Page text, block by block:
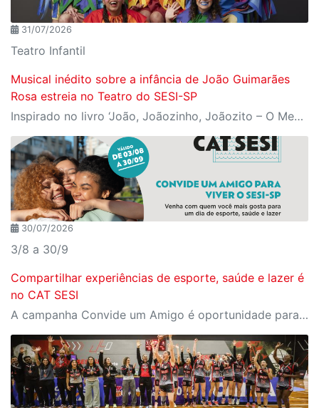
31/07/2026
Teatro Infantil
Musical inédito sobre a infância de João Guimarães
Rosa estreia no Teatro do SESI-SP
Inspirado no livro ‘João, Joãozinho, Joãozito – O Menino Encantado’, de Claudio Fragata, com direção e dramaturgia de Márcio Araújo, espetáculo acompanha os primeiros anos de vida do escritor mineiro e transforma sua infância em uma celebração da imaginação, da leitura e da cultura popular brasileira
30/07/2026
3/8 a 30/9
Compartilhar experiências de esporte, saúde e lazer é
no CAT SESI
A campanha Convide um Amigo é oportunidade para reunir amigos para aproveitar juntos toda estrutura da unidade SESI-SP mais próxima. Os benefícios para clientes e convidados estão no regulamento